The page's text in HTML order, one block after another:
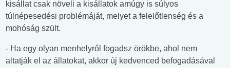
kisállat csak növeli a kisállatok amúgy is súlyos
túlnépesedési problémáját, melyet a felelőtlenség és a
mohóság szült.
- Ha egy olyan menhelyről fogadsz örökbe, ahol nem
altatják el az állatokat, akkor új kedvenced befogadásával